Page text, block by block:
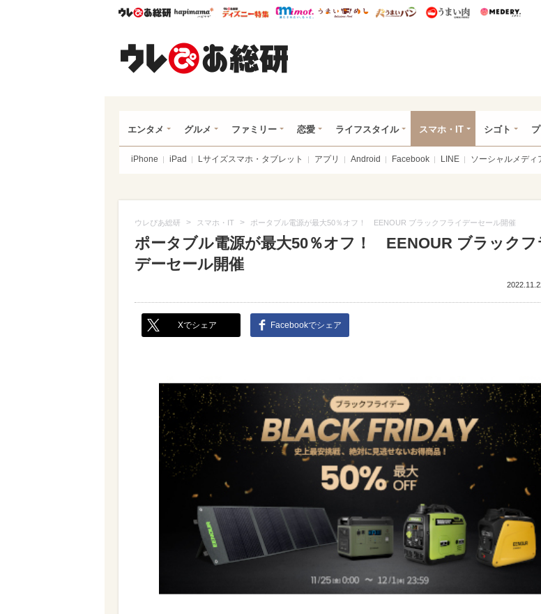
ウレぴあ総研ハピママ* ウレぴあ総研 ディズニー特集
mimot. うまいめし うまいパン うまい肉
エンタメ グルメ ファミリー 恋愛 ライフスタイル スマホ・IT シゴト
iPhone iPad Lサイズスマホ・タブレット アプリ Android Facebook LINE ソーシャルメディ
ウレぴあ総研 > スマホ・IT > ポータブル電源が最大50％オフ！ EENOUR ブラックフライデーセール開催
ポータブル電源が最大50％オフ！ EENOUR ブラックフ
デーセール開催
Xでシェア Facebookでシェア